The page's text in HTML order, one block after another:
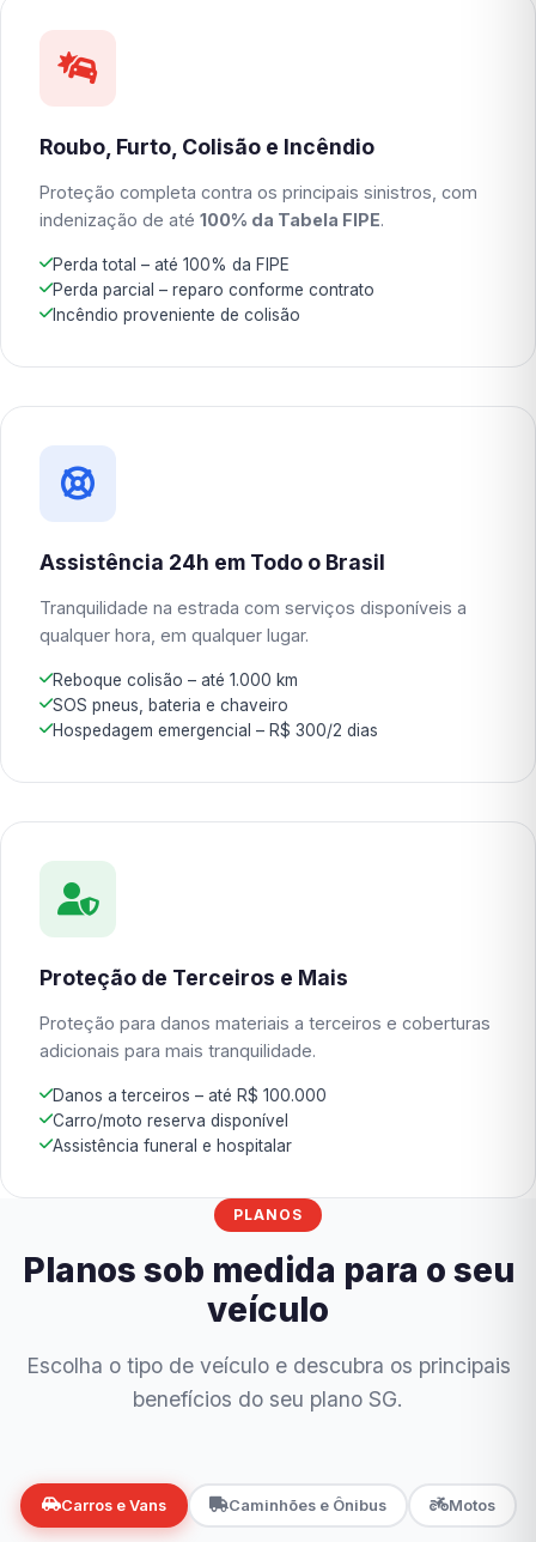
Roubo, Furto, Colisão e Incêndio
Proteção completa contra os principais sinistros, com
indenização de até 100% da Tabela FIPE.
Perda total – até 100% da FIPE
Perda parcial – reparo conforme contrato
Incêndio proveniente de colisão
Assistência 24h em Todo o Brasil
Tranquilidade na estrada com serviços disponíveis a
qualquer hora, em qualquer lugar.
Reboque colisão – até 1.000 km
SOS pneus, bateria e chaveiro
Hospedagem emergencial – R$ 300/2 dias
Proteção de Terceiros e Mais
Proteção para danos materiais a terceiros e coberturas
adicionais para mais tranquilidade.
Danos a terceiros – até R$ 100.000
Carro/moto reserva disponível
Assistência funeral e hospitalar
PLANOS
Planos sob medida para o seu
veículo
Escolha o tipo de veículo e descubra os principais
benefícios do seu plano SG.
Carros e Vans Caminhões e Ônibus Motos